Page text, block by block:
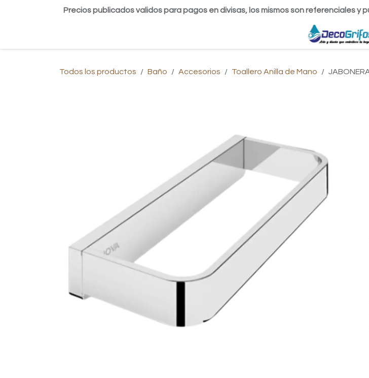
Precios publicados validos para pagos en divisas, los mismos son referenciales y
Todos los productos Baño Accesorios Toallero Anilla de Mano